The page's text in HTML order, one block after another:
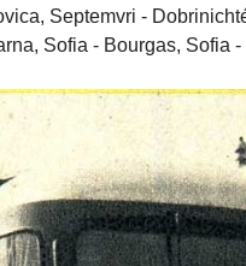
Septemvri -
Sofia - Bourgas, Sofia